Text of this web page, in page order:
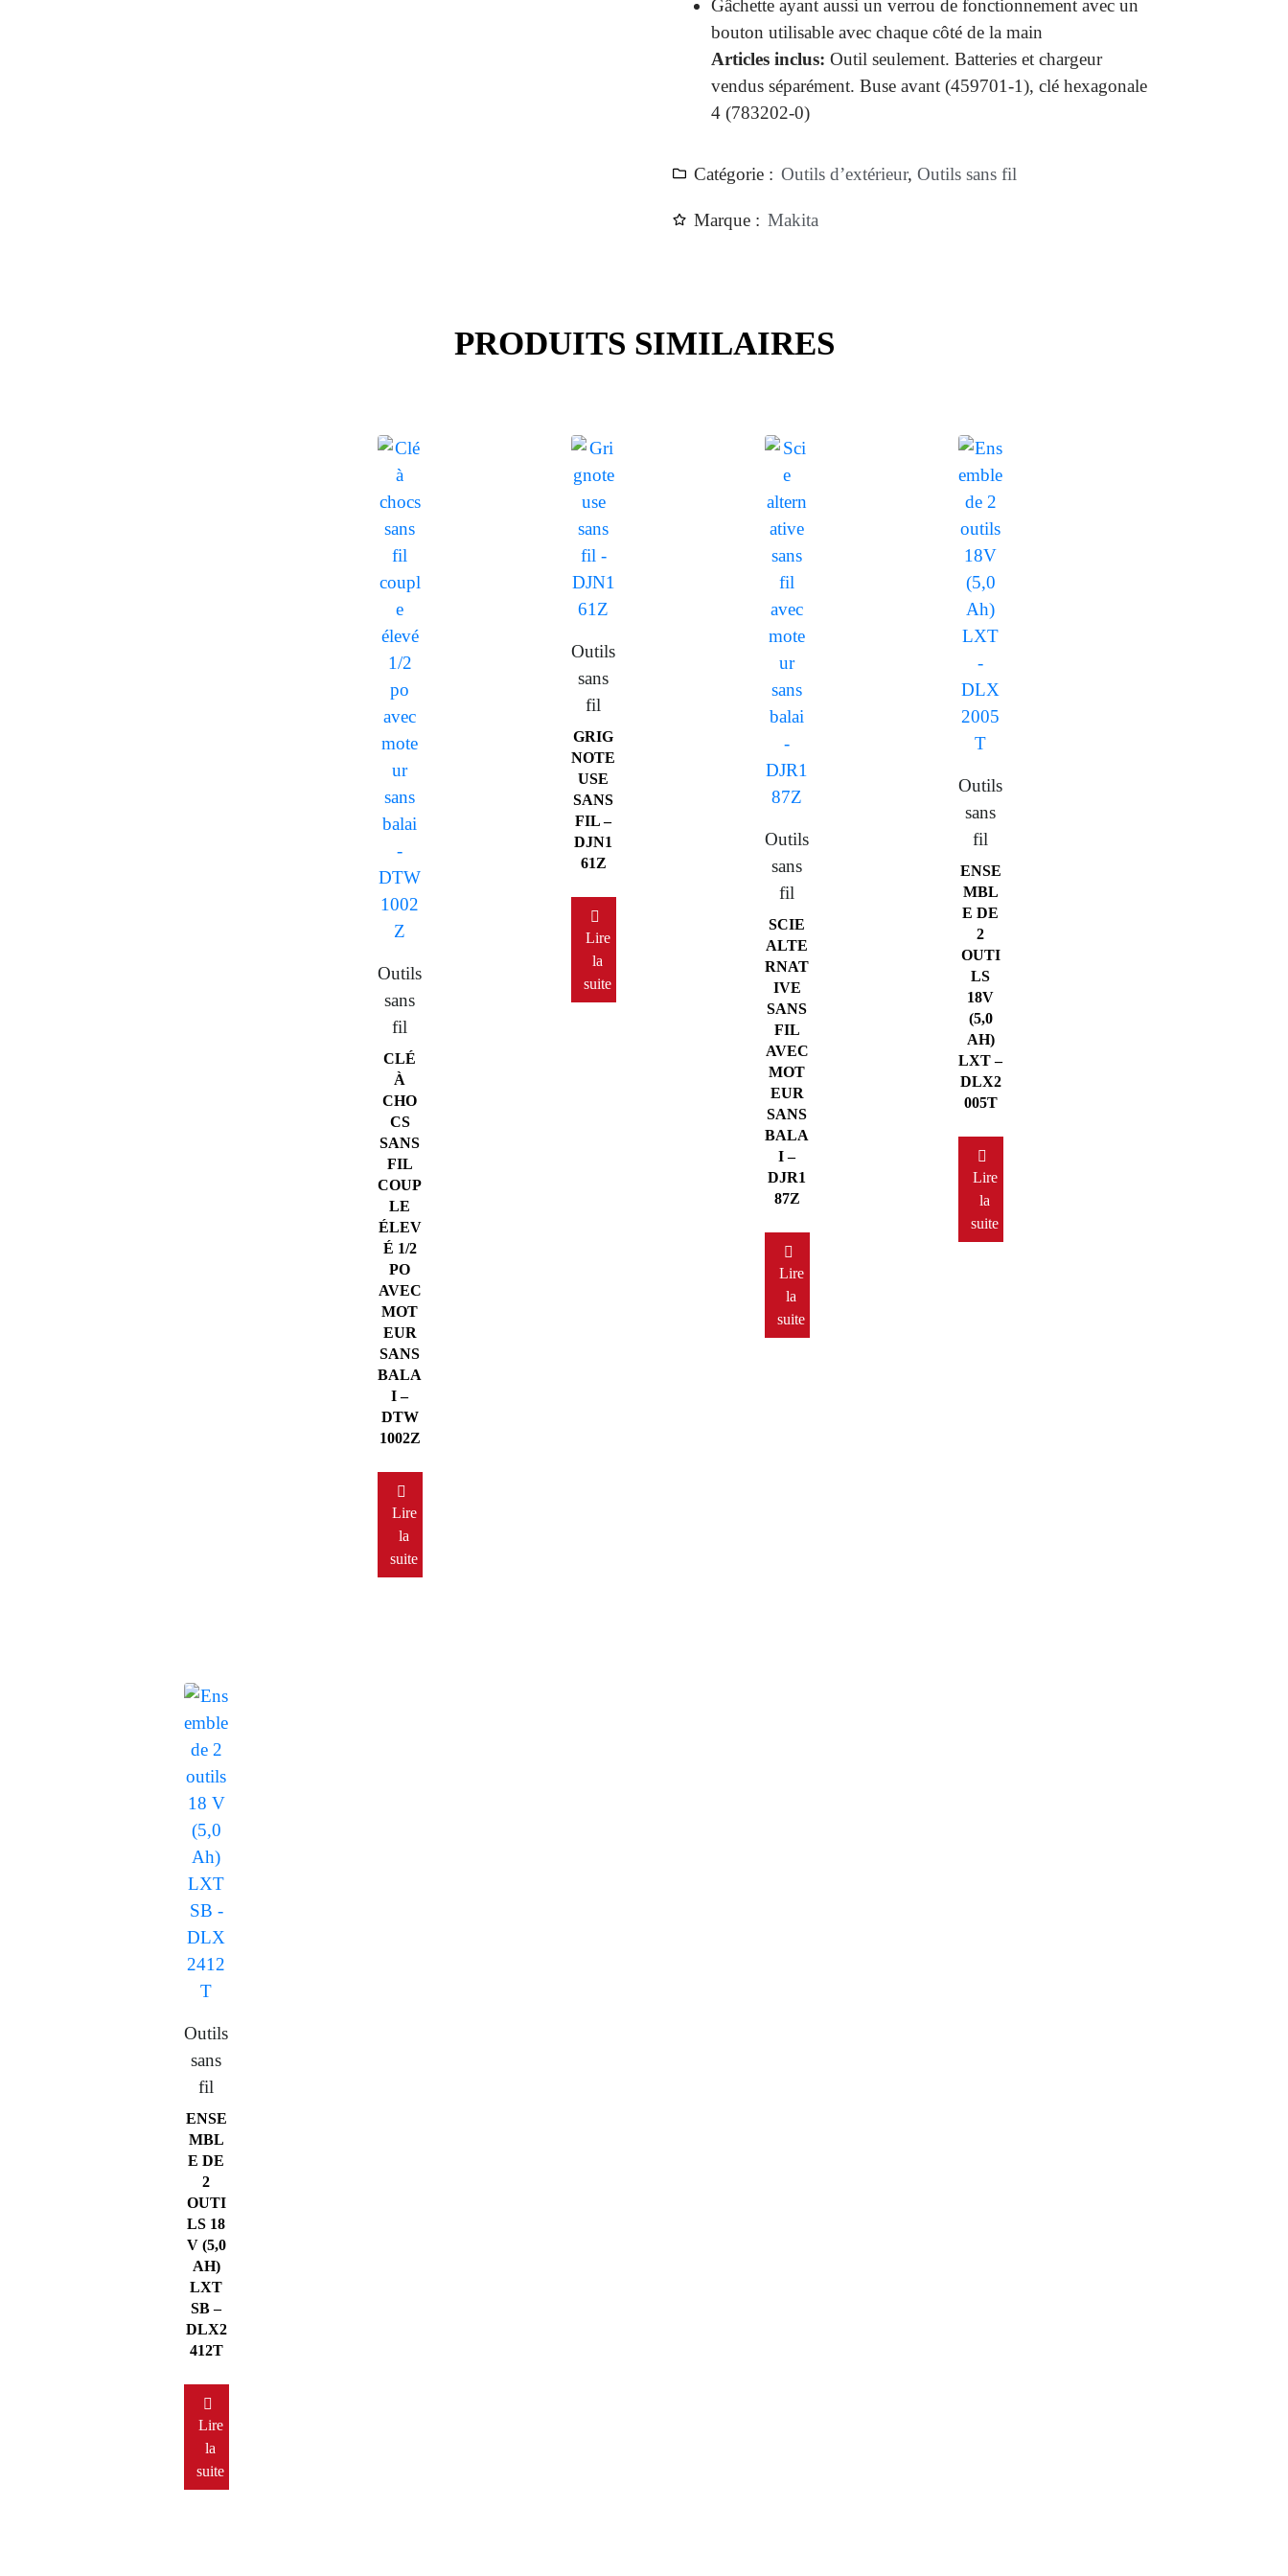
Gâchette ayant aussi un verrou de fonctionnement avec un
bouton utilisable avec chaque côté de la main
Articles inclus: Outil seulement. Batteries et chargeur
vendus séparément. Buse avant (459701-1), clé hexagonale
4 (783202-0)
Catégorie : Outils d’extérieur, Outils sans fil
Marque : Makita
PRODUITS SIMILAIRES
Outils
sans
fil
CLÉ
À
CHO
CS
SANS
FIL
COUP
LE
ÉLEV
É 1/2
PO
AVEC
MOT
EUR
SANS
BALA
I –
DTW
1002Z
Lire
la
suite
Outils
sans
fil
GRIG
NOTE
USE
SANS
FIL –
DJN1
61Z
Lire
la
suite
Outils
sans
fil
SCIE
ALTE
RNAT
IVE
SANS
FIL
AVEC
MOT
EUR
SANS
BALA
I –
DJR1
87Z
Lire
la
suite
Outils
sans
fil
ENSE
MBL
E DE
2
OUTI
LS
18V
(5,0
AH)
LXT –
DLX2
005T
Lire
la
suite
Outils
sans
fil
ENSE
MBL
E DE
2
OUTI
LS 18
V (5,0
AH)
LXT
SB –
DLX2
412T
Lire
la
suite